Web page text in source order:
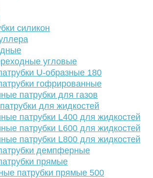
силикон
угловые
U-образные 180
гофрированные
патрубки для газов
для жидкостей
патрубки L400 для жидкостей
патрубки L600 для жидкостей
патрубки L800 для жидкостей
демпферные
прямые
патрубки прямые 500